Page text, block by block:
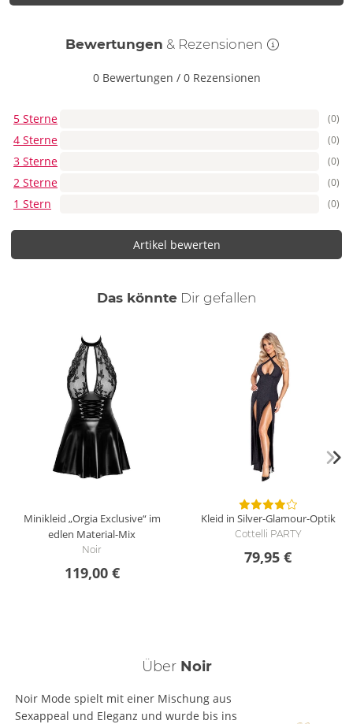
Bewertungen & Rezensionen
0 Bewertungen / 0 Rezensionen
5 Sterne (0)
4 Sterne (0)
3 Sterne (0)
2 Sterne (0)
1 Stern (0)
Artikel bewerten
Das könnte Dir auch
gefallen
Minikleid „Orgia Exclusive“ im
edlen Material-Mix
Noir
119,00 €
Kleid in Silver-Glamour-Optik
Cottelli PARTY
79,95 €
Über Noir
Noir Mode spielt mit einer Mischung aus
Sexappeal und Eleganz und wurde bis ins